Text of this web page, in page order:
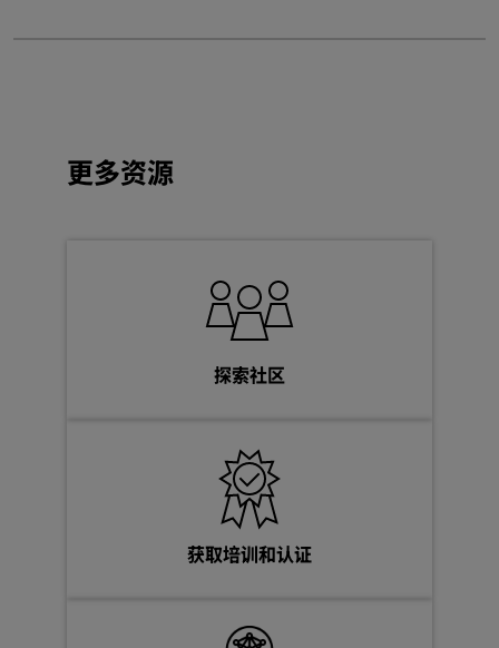
更多资源
探索社区
获取培训和认证